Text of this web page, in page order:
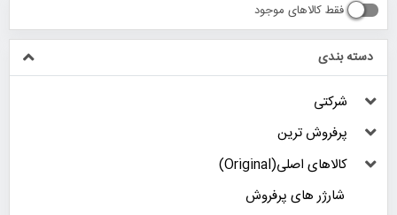
فقط کالاهای موجود
دسته بندی
شرکتی
پرفروش ترین
کالاهای اصلی(Original)
شارژر های پرفروش